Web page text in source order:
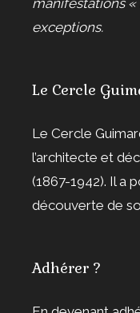
manifestations «
exceptions.
Le Cercle
Le Cercle
l’architecte et
(1867-1942). Il a
découverte de
Adhérer ?